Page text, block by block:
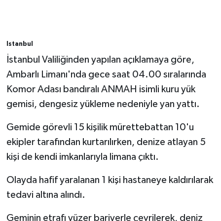
Istanbul
İstanbul Valiliğinden yapılan açıklamaya göre,
Ambarlı Limanı'nda gece saat 04.00 sıralarında
Komor Adası bandıralı ANMAH isimli kuru yük
gemisi, dengesiz yükleme nedeniyle yan yattı.
Gemide görevli 15 kişilik mürettebattan 10'u
ekipler tarafından kurtarılırken, denize atlayan 5
kişi de kendi imkanlarıyla limana çıktı.
Olayda hafif yaralanan 1 kişi hastaneye kaldırılarak
tedavi altına alındı.
Geminin etrafı yüzer bariyerle çevrilerek, deniz
Bolu Müftülüğü
Burdur Müftülüğü
Bursa Müftülüğü
Çanakkale Müftülüğü
Denizli Müftülüğü
Makaleler
Ekonomi
Duyurular
Podcast
Diyanet TV